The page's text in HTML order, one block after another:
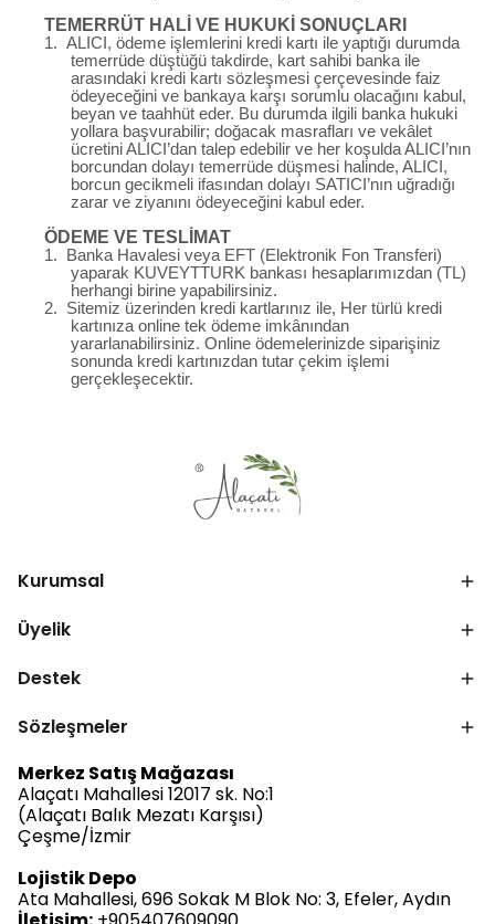
TEMERRÜT HALİ VE HUKUKİ SONUÇLARI
1. ALICI, ödeme işlemlerini kredi kartı ile yaptığı durumda
temerrüde düştüğü takdirde, kart sahibi banka ile
arasındaki kredi kartı sözleşmesi çerçevesinde faiz
ödeyeceğini ve bankaya karşı sorumlu olacağını kabul,
beyan ve taahhüt eder. Bu durumda ilgili banka hukuki
yollara başvurabilir; doğacak masrafları ve vekâlet
ücretini ALICI’dan talep edebilir ve her koşulda ALICI’nın
borcundan dolayı temerrüde düşmesi halinde, ALICI,
borcun gecikmeli ifasından dolayı SATICI’nın uğradığı
zarar ve ziyanını ödeyeceğini kabul eder.
ÖDEME VE TESLİMAT
1. Banka Havalesi veya EFT (Elektronik Fon Transferi)
yaparak KUVEYTTURK bankası hesaplarımızdan (TL)
herhangi birine yapabilirsiniz.
2. Sitemiz üzerinden kredi kartlarınız ile, Her türlü kredi
kartınıza online tek ödeme imkânından
yararlanabilirsiniz. Online ödemelerinizde siparişiniz
sonunda kredi kartınızdan tutar çekim işlemi
gerçekleşecektir.
Kurumsal
Üyelik
Destek
Sözleşmeler
Merkez Satış Mağazası
Alaçatı Mahallesi 12017 sk. No:1
(Alaçatı Balık Mezatı Karşısı)
Çeşme/İzmir
Lojistik Depo
Ata Mahallesi, 696 Sokak M Blok No: 3, Efeler, Aydın